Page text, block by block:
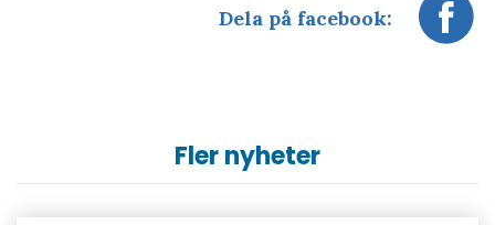
Dela på facebook:
Fler nyheter